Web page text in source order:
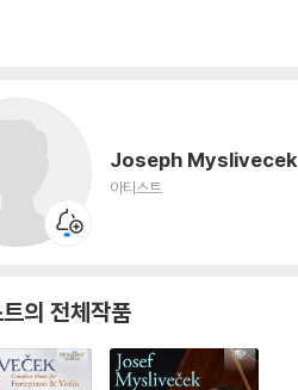
Joseph Myslivecek
아티스트
의 전체작품